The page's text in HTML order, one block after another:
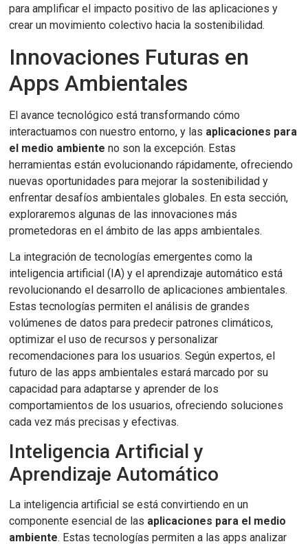
para amplificar el impacto positivo de las aplicaciones y
crear un movimiento colectivo hacia la sostenibilidad.
Innovaciones Futuras en
Apps Ambientales
El avance tecnológico está transformando cómo
interactuamos con nuestro entorno, y las aplicaciones para
el medio ambiente no son la excepción. Estas
herramientas están evolucionando rápidamente, ofreciendo
nuevas oportunidades para mejorar la sostenibilidad y
enfrentar desafíos ambientales globales. En esta sección,
exploraremos algunas de las innovaciones más
prometedoras en el ámbito de las apps ambientales.
La integración de tecnologías emergentes como la
inteligencia artificial (IA) y el aprendizaje automático está
revolucionando el desarrollo de aplicaciones ambientales.
Estas tecnologías permiten el análisis de grandes
volúmenes de datos para predecir patrones climáticos,
optimizar el uso de recursos y personalizar
recomendaciones para los usuarios. Según expertos, el
futuro de las apps ambientales estará marcado por su
capacidad para adaptarse y aprender de los
comportamientos de los usuarios, ofreciendo soluciones
cada vez más precisas y efectivas.
Inteligencia Artificial y
Aprendizaje Automático
La inteligencia artificial se está convirtiendo en un
componente esencial de las aplicaciones para el medio
ambiente. Estas tecnologías permiten a las apps analizar